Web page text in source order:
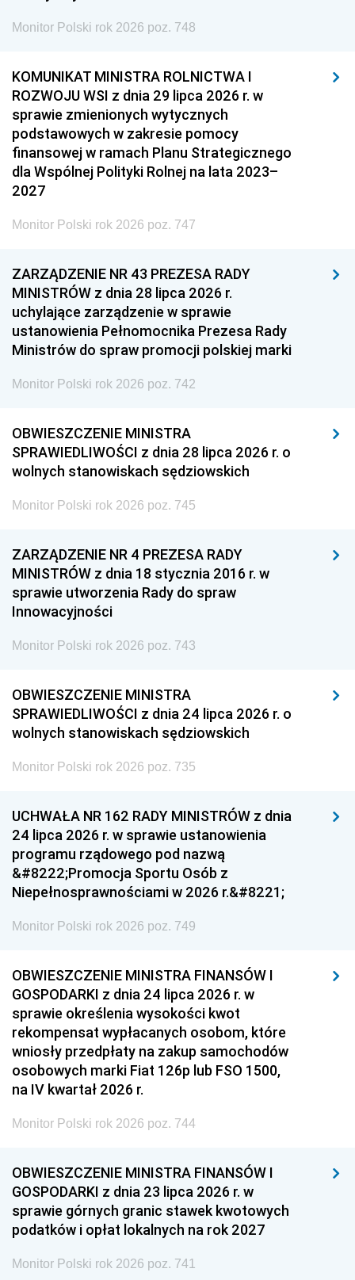
Monitor Polski rok 2026 poz. 748
KOMUNIKAT MINISTRA ROLNICTWA I
ROZWOJU WSI z dnia 29 lipca 2026 r. w
sprawie zmienionych wytycznych
podstawowych w zakresie pomocy
finansowej w ramach Planu Strategicznego
dla Wspólnej Polityki Rolnej na lata 2023–
2027
Monitor Polski rok 2026 poz. 747
ZARZĄDZENIE NR 43 PREZESA RADY
MINISTRÓW z dnia 28 lipca 2026 r.
uchylające zarządzenie w sprawie
ustanowienia Pełnomocnika Prezesa Rady
Ministrów do spraw promocji polskiej marki
Monitor Polski rok 2026 poz. 742
OBWIESZCZENIE MINISTRA
SPRAWIEDLIWOŚCI z dnia 28 lipca 2026 r. o
wolnych stanowiskach sędziowskich
Monitor Polski rok 2026 poz. 745
ZARZĄDZENIE NR 4 PREZESA RADY
MINISTRÓW z dnia 18 stycznia 2016 r. w
sprawie utworzenia Rady do spraw
Innowacyjności
Monitor Polski rok 2026 poz. 743
OBWIESZCZENIE MINISTRA
SPRAWIEDLIWOŚCI z dnia 24 lipca 2026 r. o
wolnych stanowiskach sędziowskich
Monitor Polski rok 2026 poz. 735
UCHWAŁA NR 162 RADY MINISTRÓW z dnia
24 lipca 2026 r. w sprawie ustanowienia
programu rządowego pod nazwą
&#8222;Promocja Sportu Osób z
Niepełnosprawnościami w 2026 r.&#8221;
Monitor Polski rok 2026 poz. 749
OBWIESZCZENIE MINISTRA FINANSÓW I
GOSPODARKI z dnia 24 lipca 2026 r. w
sprawie określenia wysokości kwot
rekompensat wypłacanych osobom, które
wniosły przedpłaty na zakup samochodów
osobowych marki Fiat 126p lub FSO 1500,
na IV kwartał 2026 r.
Monitor Polski rok 2026 poz. 744
OBWIESZCZENIE MINISTRA FINANSÓW I
GOSPODARKI z dnia 23 lipca 2026 r. w
sprawie górnych granic stawek kwotowych
podatków i opłat lokalnych na rok 2027
Monitor Polski rok 2026 poz. 741